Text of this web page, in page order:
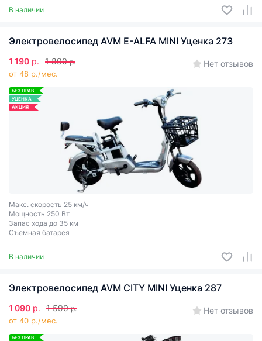
В наличии
Электровелосипед AVM E-ALFA MINI Уценка 273
1 190 р. 1 890 р.
от 48 р./мес.
Нет отзывов
БЕЗ ПРАВ
УЦЕНКА
АКЦИЯ
Макс. скорость 25 км/ч
Мощность 250 Вт
Запас хода до 35 км
Съемная батарея
В наличии
Электровелосипед AVM CITY MINI Уценка 287
1 090 р. 1 590 р.
от 40 р./мес.
Нет отзывов
БЕЗ ПРАВ